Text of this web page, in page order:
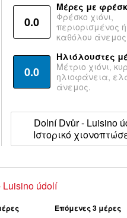
0.0
Μέρες με
Φρέσκο χιόνι,
περιορισμένος
καθόλου
0.0
Ηλιόλουστες
Μέτριο χιόνι,
ηλιοφάνεια,
άνεμος.
Dolní Dvůr - Luisino
Ιστορικό
údolí
Επόμενες 3 μέρες